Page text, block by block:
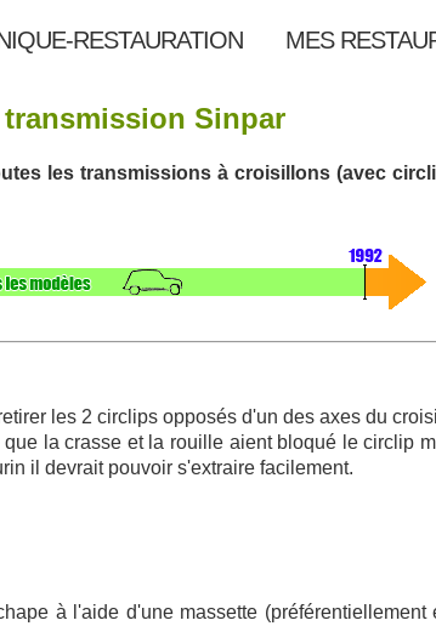
RESTAURATION MES
Sinpar
les transmissions à croisillons (avec
les 2 circlips opposés d'un des axes du
la crasse et la rouille aient bloqué le circlip
il devrait pouvoir s'extraire facilement.
à l'aide d'une massette